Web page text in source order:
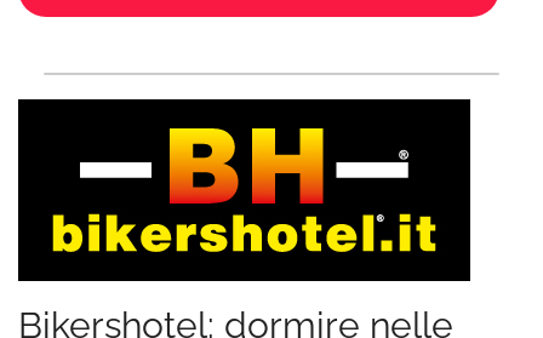
Bikershotel: dormire nelle